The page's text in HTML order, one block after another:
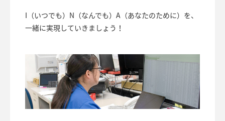
I（いつでも）N（なんでも）A（あなたのために）を、
一緒に実現していきましょう！